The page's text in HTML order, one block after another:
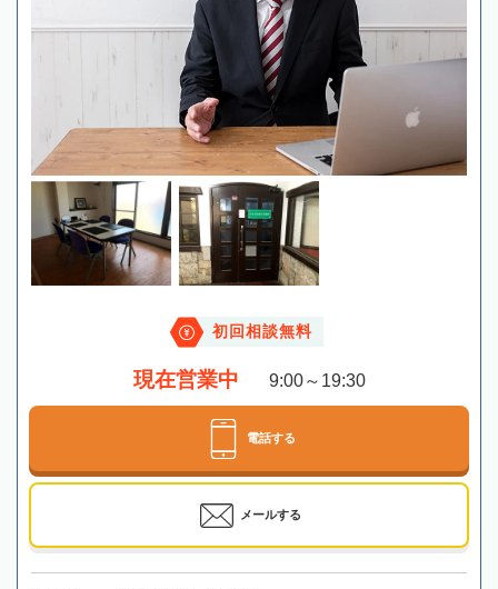
初回相談無料
現在営業中 9:00～19:30
電話する
メールする